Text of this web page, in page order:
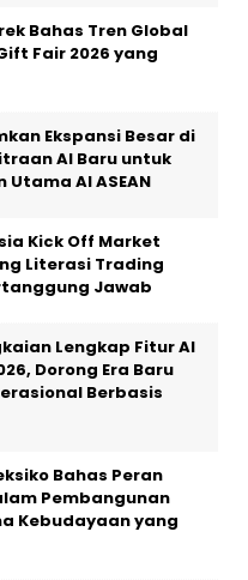
Bahas Tren Global
Fair 2026 yang
Ekspansi Besar di
AI Baru untuk
AI ASEAN
Kick Off Market
Literasi Trading
Jawab
Lengkap Fitur AI
Dorong Era Baru
Berbasis
Bahas Peran
Pembangunan
Kebudayaan yang